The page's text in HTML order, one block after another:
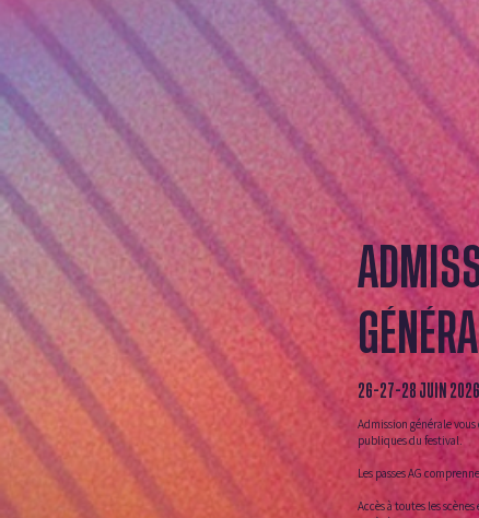
26-27-28 JUIN 2026
Admission générale
publiques du festival.
Les passes AG
Accès à toutes les